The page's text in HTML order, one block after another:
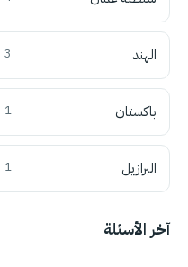
الهند 3
باكستان 1
البرازيل 1
آخر الأسئلة